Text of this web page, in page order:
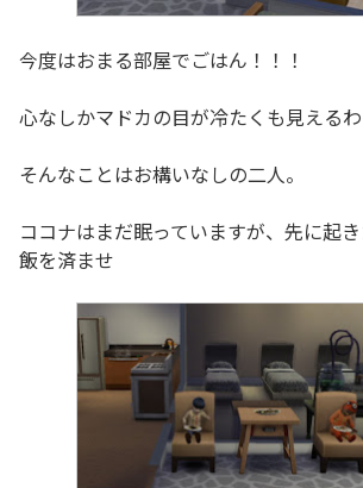
今度はおまる部屋でごはん！！！
心なしかマドカの目が冷たくも見える
そんなことはお構いなしの二人。
ココナはまだ眠っていますが、先に起
飯を済ませ